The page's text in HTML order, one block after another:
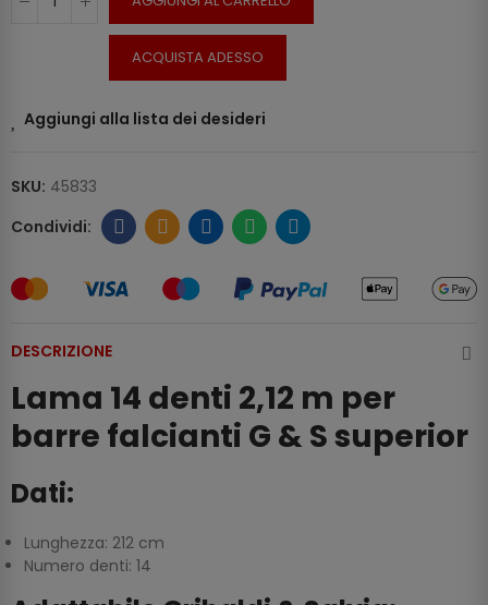
ACQUISTA ADESSO
Aggiungi alla lista dei desideri
SKU: 45833
DESCRIZIONE
Lama 14 denti 2,12 m per
barre falcianti G & S superior
Dati:
Lunghezza: 212 cm
Numero denti: 14